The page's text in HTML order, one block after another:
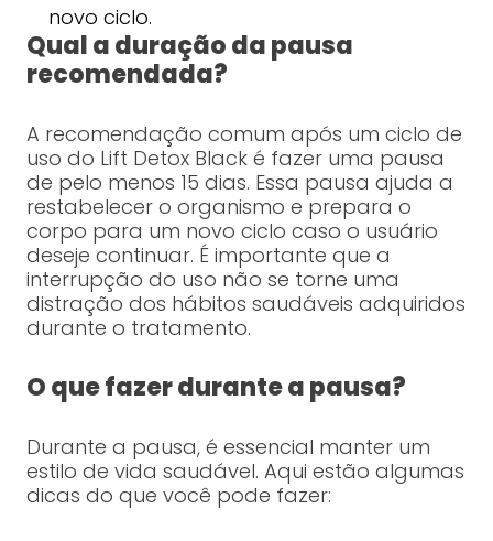
novo ciclo.
Qual a duração da pausa
recomendada?
A recomendação comum após um ciclo de
uso do Lift Detox Black é fazer uma pausa
de pelo menos 15 dias. Essa pausa ajuda a
restabelecer o organismo e prepara o
corpo para um novo ciclo caso o usuário
deseje continuar. É importante que a
interrupção do uso não se torne uma
distração dos hábitos saudáveis adquiridos
durante o tratamento.
O que fazer durante a pausa?
Durante a pausa, é essencial manter um
estilo de vida saudável. Aqui estão algumas
dicas do que você pode fazer: